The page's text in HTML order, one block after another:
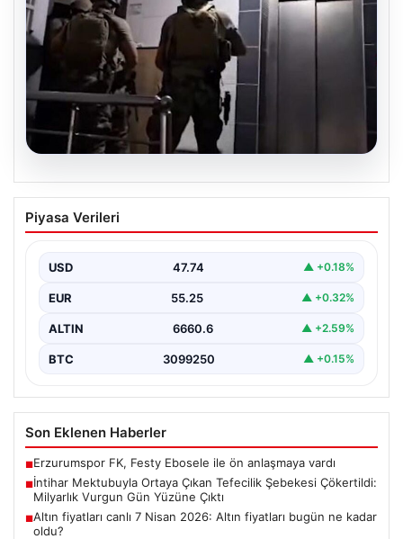
İntihar Mektubuyla Ortaya Çıkan
Tefecilik Şebekesi Çökertildi: Milyarlık
Elazığ’da tefecilere borçlandığını belirterek hayatına son
büyük…
Piyasa Verileri
USD 47.74 ▲ +0.18%
EUR 55.25 ▲ +0.32%
ALTIN 6660.6 ▲ +2.59%
BTC 3099250 ▲ +0.15%
Son Eklenen Haberler
■Erzurumspor FK, Festy Ebosele ile ön anlaşmaya vardı
■İntihar Mektubuyla Ortaya Çıkan Tefecilik Şebekesi Çökertildi:
Milyarlık Vurgun Gün Yüzüne Çıktı
■Altın fiyatları canlı 7 Nisan 2026: Altın fiyatları bugün ne kadar
oldu?